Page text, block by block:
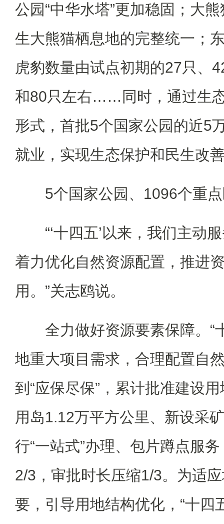
公园“中华水塔”更加稳固；大
生大熊猫栖息地的完整统一；
虎豹数量由试点初期的27只、
和80只左右……同时，通过生
形式，首批5个国家公园的近5
就业，实现生态保护和民生改
5个国家公园、1096个重点
“‘十四五’以来，我们主动
着力优化自然资源配置，推进
用。”关志鸥说。
全力做好资源要素保障。“
地重大项目需求，合理配置自
到“应保尽保”，累计批准建设
用岛1.12万平方公里、新设采
行“一站式”办理、包片蹲点服
2/3，审批时长压缩1/3。为适
要，引导用地结构优化，“十四